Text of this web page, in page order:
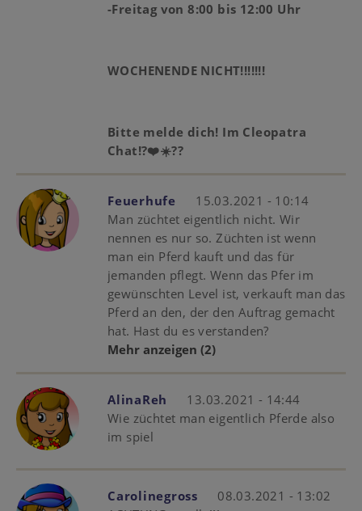
-Freitag von 8:00 bis 12:00 Uhr
WOCHENENDE NICHT!!!!!!!
Bitte melde dich! Im Cleopatra
Chat!?❤️☀️??
Feuerhufe
15.03.2021 - 10:14
Man züchtet eigentlich nicht. Wir
nennen es nur so. Züchten ist wenn
man ein Pferd kauft und das für
jemanden pflegt. Wenn das Pfer im
gewünschten Level ist, verkauft man das
Pferd an den, der den Auftrag gemacht
hat. Hast du es verstanden?
Mehr anzeigen (2)
AlinaReh
13.03.2021 - 14:44
Wie züchtet man eigentlich Pferde also
im spiel
Carolinegross
08.03.2021 - 13:02